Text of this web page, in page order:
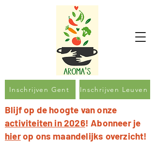
Inschrijven Gent Inschrijven Leuven
Blijf op de hoogte van onze
activiteiten in 2026! Abonneer je
hierop ons maandelijks overzicht!